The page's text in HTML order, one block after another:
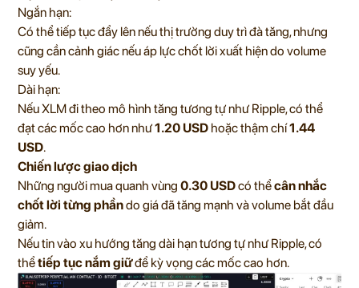
Ngắn hạn:
Có thể tiếp tục đẩy lên nếu thị trường duy trì đà tăng, nhưng
cũng cần cảnh giác nếu áp lực chốt lời xuất hiện do volume
suy yếu.
Dài hạn:
Nếu XLM đi theo mô hình tăng tương tự như Ripple, có thể
đạt các mốc cao hơn như1.20 USD hoặc thậm chí1.44
USD.
Chiến lược giao dịch
Những người mua quanh vùng 0.30 USDcó thểcân nhắc
chốt lời từng phầndo giá đã tăng mạnh và volume bắt đầu
giảm.
Nếu tin vào xu hướng tăng dài hạn tương tự như Ripple, có
thểtiếp tục nắm giữđể kỳ vọng các mốc cao hơn.